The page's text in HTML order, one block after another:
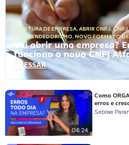
ABERTURA DE EMPRESA, ABRIR CNPJ,CNPJ
EMPREENDEDORISMO, NOVO FORMATO
Vai abrir uma empresa?
funciona o novo CNPJ
ACESSAR
06:24
Como
erros e
Sebrae